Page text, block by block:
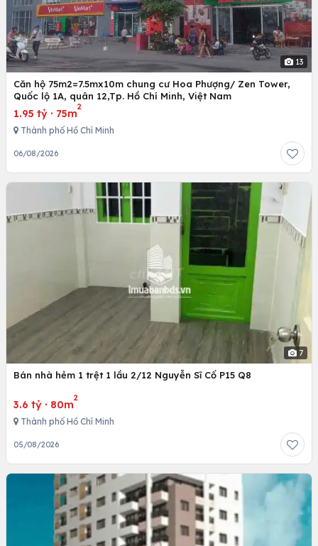
13
Căn hộ 75m2=7.5mx10m chung cư Hoa Phượng/ Zen Tower,
Quốc lộ 1A, quân 12,Tp. Hồ Chí Minh, Việt Nam
1.95 tỷ · 75m
2
Thành phố Hồ Chí Minh
06/08/2026
7
Bán nhà hẻm 1 trệt 1 lầu 2/12 Nguyễn Sĩ Cố P15 Q8
3.6 tỷ · 80m
2
Thành phố Hồ Chí Minh
05/08/2026